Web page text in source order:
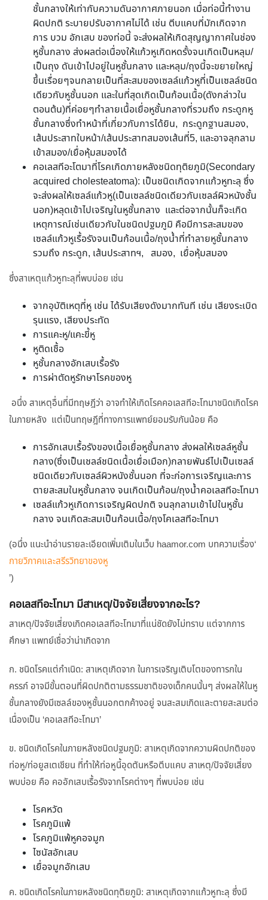
ชั้นกลางให้เท่ากับความดันอากาศภายนอก เมื่อท่อนี้ทำงาน
ผิดปกติ ระบายปรับอากาศไม่ได้ เช่น ตีบแคบที่มักเกิดจาก
การ บวม อักเสบ ของท่อนี้ จะส่งผลให้เกิดสุญญากาศในช่อง
หูชั้นกลาง ส่งผลต่อเนื่องให้แก้วหูเกิดหดรั้งจนเกิดเป็นหลุม/
เป็นถุง ดันเข้าไปอยู่ในหูชั้นกลาง และหลุม/ถุงนี้จะขยายใหญ่
ขึ้นเรื่อยๆจนกลายเป็นที่สะสมของเซลล์แก้วหูที่เป็นเซลล์ชนิด
เดียวกับหูชั้นนอก และในที่สุดเกิดเป็นก้อนเนื้อ(ดังกล่าวใน
ตอนต้น)ที่ค่อยๆทำลายเนื้อเยื่อหูชั้นกลางที่รวมถึง กระดูกหู
ชั้นกลางซึ่งทำหน้าที่เกี่ยวกับการได้ยิน, กระดูกฐานสมอง,
เส้นประสาทใบหน้า/เส้นประสาทสมองเส้นที่5, และอาจลุกลาม
เข้าสมอง/เยื่อหุ้มสมองได้
คอเลสทีอะโตมาที่โรคเกิดภายหลังชนิดทุติยภูมิ(Secondary
acquired cholesteatoma): เป็นชนิดเกิดจากแก้วหูทะลุ ซึ่ง
จะส่งผลให้เซลล์แก้วหู(เป็นเซลล์ชนิดเดียวกับเซลล์ผิวหนังชั้น
นอก)หลุดเข้าไปเจริญในหูชั้นกลาง และต่อจากนั้นก็จะเกิด
เหตุการณ์เช่นเดียวกับในชนิดปฐมภูมิ คือมีการสะสมของ
เซลล์แก้วหูเรื้อรังจนเป็นก้อนเนื้อ/ถุงน้ำที่ทำลายหูชั้นกลาง
รวมถึง กระดูก, เส้นประสาทฯ, สมอง, เยื่อหุ้มสมอง
ซึ่งสาเหตุแก้วหูทะลุที่พบบ่อย เช่น
จากอุบัติเหตุที่หู เช่น ได้รับเสียงดังมากทันที เช่น เสียงระเบิด
รุนแรง, เสียงประทัด
การแคะหู/แคะขี้หู
หูติดเชื้อ
หูชั้นกลางอักเสบเรื้อรัง
การผ่าตัดหูรักษาโรคของหู
อนึ่ง สาเหตุอื่นที่มีทฤษฎีว่า อาจทำให้เกิดโรคคอเลสทีอะโทมาชนิดเกิดโรค
ในภายหลัง แต่เป็นทฤษฎีที่ทางการแพทย์ยอมรับกันน้อย คือ
การอักเสบเรื้อรังของเนื้อเยื่อหูชั้นกลาง ส่งผลให้เซลล์หูชั้น
กลาง(ซึ่งเป็นเชลล์ชนิดเนื้อเยื่อเมือก)กลายพันธ์ไปเป็นเซลล์
ชนิดเดียวกับเซลล์ผิวหนังชั้นนอก ที่จะก่อการเจริญและการ
ตายสะสมในหูชั้นกลาง จนเกิดเป็นก้อน/ถุงน้ำคอเลสทีอะโทมา
เซลล์แก้วหูเกิดการเจริญผิดปกติ จนลุกลามเข้าไปในหูชั้น
กลาง จนเกิดสะสมเป็นก้อนเนื้อ/ถุงโคเลสทีอะโทมา
(อนึ่ง แนะนำอ่านรายละเอียดเพิ่มเติมในเว็บ haamor.com บทความเรื่อง‘
กายวิภาคและสรีรวิทยาของหู
’)
คอเลสทีอะโทมา มีสาเหตุ/ปัจจัยเสี่ยงจากอะไร?
สาเหตุ/ปัจจัยเสี่ยงเกิดคอเลสทีอะโทมาที่แน่ชัดยังไม่ทราบ แต่จากการ
ศึกษา แพทย์เชื่อว่าน่าเกิดจาก
ก. ชนิดโรคแต่กำเนิด: สาเหตุเกิดจาก ในการเจริญเติบโตของทารกใน
ครรภ์ อาจมีขั้นตอนที่ผิดปกติตามธรรมชาติของเด็กคนนั้นๆ ส่งผลให้ในหู
ชั้นกลางยังมีเซลล์ของหูชั้นนอกตกค้างอยู่ จนสะสมเกิดและตายสะสมต่อ
เนื่องเป็น ‘คอเลสทีอะโทมา’
ข. ชนิดเกิดโรคในภายหลังชนิดปฐมภูมิ: สาเหตุเกิดจากความผิดปกติของ
ท่อหู/ท่อยูสเตเชียน ที่ทำให้ท่อหูนี้อุดตันหรือตีบแคบ สาเหตุ/ปัจจัยเสี่ยง
พบบ่อย คือ คออักเสบเรื้อรังจากโรคต่างๆ ที่พบบ่อย เช่น
โรคหวัด
โรคภูมิแพ้
โรคภูมิแพ้หูคอจมูก
ไซนัสอักเสบ
เยื่อจมูกอักเสบ
ค. ชนิดเกิดโรคในภายหลังชนิดทุติยภูมิ: สาเหตุเกิดจากแก้วหูทะลุ ซึ่งมี